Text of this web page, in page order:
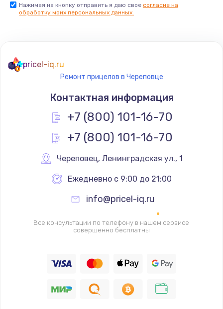
Заказать
Замена термостата
1200 руб.
Заказать
Замена реле
Замена термопредохранителя
700 руб.
Заказать
2500 руб.
Нажимая на кнопку отправить я даю свое согласие на
обработку моих персональных данных.
pricel-iq.ru
Ремонт прицелов в Череповце
Контактная информация
+7 (800) 101-16-70
+7 (800) 101-16-70
Череповец, Ленинградская ул., 1
Ежедневно с 9:00 до 21:00
info@pricel-iq.ru
Все консультации по телефону в нашем сервисе
совершенно бесплатны